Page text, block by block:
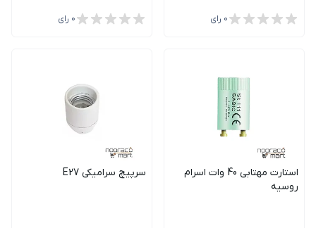
0 رای 0 رای
استارت مهتابی 40 وات اسرام
روسیه
سرپیچ سرامیکی E27